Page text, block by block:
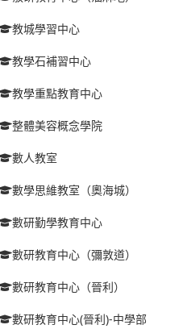
教城學習中心
教學石補習中心
教學重點教育中心
整體美容概念學院
數人教室
數學思維教室（奧海城）
數研勤學教育中心
數研教育中心（彌敦道）
數研教育中心（晉利）
數研教育中心(晉利)-中學部